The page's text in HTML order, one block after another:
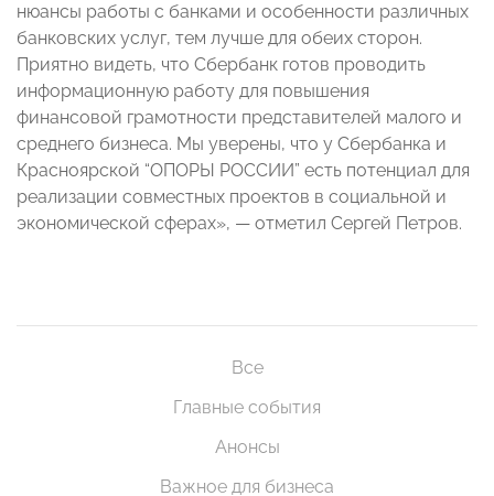
нюансы работы с банками и особенности различных
банковских услуг, тем лучше для обеих сторон.
Приятно видеть, что Сбербанк готов проводить
информационную работу для повышения
финансовой грамотности представителей малого и
среднего бизнеса. Мы уверены, что у Сбербанка и
Красноярской “ОПОРЫ РОССИИ” есть потенциал для
реализации совместных проектов в социальной и
экономической сферах», — отметил Сергей Петров.
Все
Главные события
Анонсы
Важное для бизнеса